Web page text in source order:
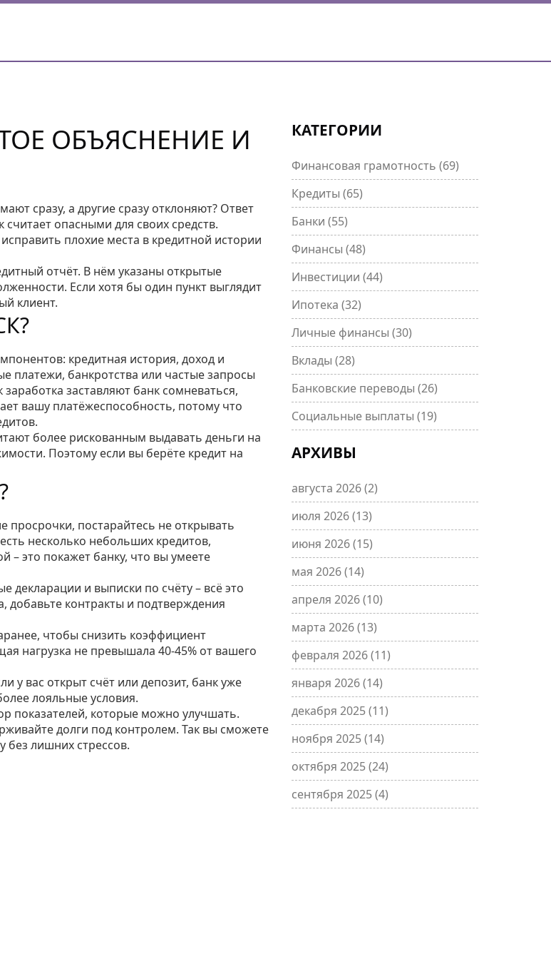
ОБЪЯСНЕНИЕ И
сразу, а другие сразу отклоняют? Ответ
считает опасными для своих средств.
плохие места в кредитной истории
отчёт. В нём указаны открытые
Если хотя бы один пункт выглядит
клиент.
кредитная история, доход и
платежи, банкротства или частые запросы
заставляют банк сомневаться,
вашу платёжеспособность, потому что
более рискованным выдавать деньги на
Поэтому если вы берёте кредит на
просрочки, постарайтесь не открывать
несколько небольших кредитов,
– это покажет банку, что вы умеете
декларации и выписки по счёту – всё это
добавьте контракты и подтверждения
чтобы снизить коэффициент
нагрузка не превышала 40‑45% от вашего
у вас открыт счёт или депозит, банк уже
лояльные условия.
показателей, которые можно улучшать.
долги под контролем. Так вы сможете
без лишних стрессов.
КАТЕГОРИИ
Финансовая грамотность (69)
Кредиты (65)
Банки (55)
Финансы (48)
Инвестиции (44)
Ипотека (32)
Личные финансы (30)
Вклады (28)
Банковские переводы (26)
Социальные выплаты (19)
АРХИВЫ
августа 2026(2)
июля 2026(13)
июня 2026(15)
мая 2026(14)
апреля 2026(10)
марта 2026(13)
февраля 2026(11)
января 2026(14)
декабря 2025(11)
ноября 2025(14)
октября 2025(24)
сентября 2025(4)